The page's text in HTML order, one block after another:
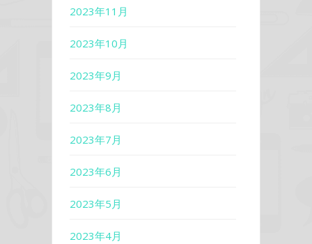
2023年11月
2023年10月
2023年9月
2023年8月
2023年7月
2023年6月
2023年5月
2023年4月